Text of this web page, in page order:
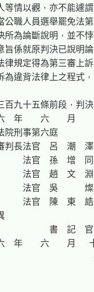
等情以觀，亦不能遽
公職人員選舉罷免法
所為論斷說明，並不
旨係就原判決已說明
律規定得為第三審上
為違背法律上之程式
百九十五條前段，判
　年　　六　　月　
院刑事第六庭
判長法官  呂　潮　澤
法官  孫　增　同
法官  趙　文　淵
法官  吳　　　燦
法官  陳　東　誥
書  記  官
　年　　六　　月